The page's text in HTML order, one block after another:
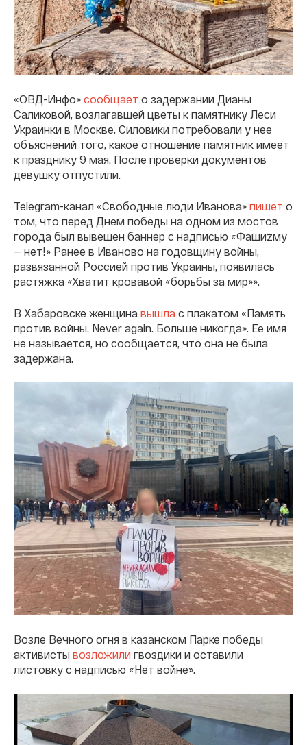
«ОВД-Инфо» сообщает о задержании Дианы
Саликовой, возлагавшей цветы к памятнику Леси
Украинки в Москве. Силовики потребовали у нее
объяснений того, какое отношение памятник имеет
к празднику 9 мая. После проверки документов
девушку отпустили.
Telegram-канал «Свободные люди Иванова» пишет о
том, что перед Днем победы на одном из мостов
города был вывешен баннер с надписью «Фашиzму
— нет!» Ранее в Иваново на годовщину войны,
развязанной Россией против Украины, появилась
растяжка «Хватит кровавой «борьбы за мир»».
В Хабаровске женщина вышла с плакатом «Память
против войны. Never again. Больше никогда». Ее имя
не называется, но сообщается, что она не была
задержана.
Возле Вечного огня в казанском Парке победы
активисты возложили гвоздики и оставили
листовку с надписью «Нет войне».